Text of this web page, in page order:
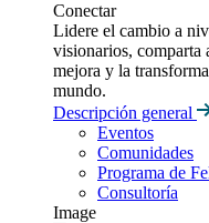
Conectar
Lidere el cambio a
visionarios, comparta
mejora y la
mundo.
Descripción general
Eventos
Comunidades
Programa de
Consultoría
Image